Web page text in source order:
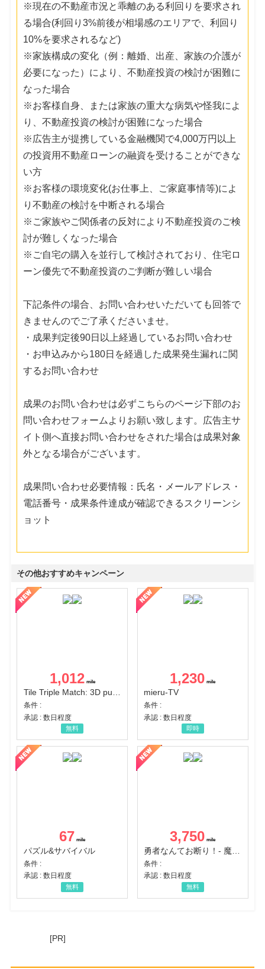
※現在の不動産市況と乖離のある利回りを要求され
る場合(利回り3%前後が相場感のエリアで、利回り
10%を要求されるなど)
※家族構成の変化（例：離婚、出産、家族の介護が
必要になった）により、不動産投資の検討が困難に
なった場合
※お客様自身、または家族の重大な病気や怪我によ
り、不動産投資の検討が困難になった場合
※広告主が提携している金融機関で4,000万円以上
の投資用不動産ローンの融資を受けることができな
い方
※お客様の環境変化(お仕事上、ご家庭事情等)によ
り不動産の検討を中断される場合
※ご家族やご関係者の反対により不動産投資のご検
討が難しくなった場合
※ご自宅の購入を並行して検討されており、住宅ロ
ーン優先で不動産投資のご判断が難しい場合
下記条件の場合、お問い合わせいただいても回答で
きませんのでご了承くださいませ。
・成果判定後90日以上経過しているお問い合わせ
・お申込みから180日を経過した成果発生漏れに関
するお問い合わせ
成果のお問い合わせは必ずこちらのページ下部のお
問い合わせフォームよりお願い致します。広告主サ
イト側へ直接お問い合わせをされた場合は成果対象
外となる場合がございます。
成果問い合わせ必要情報：氏名・メールアドレス・
電話番号・成果条件達成が確認できるスクリーンシ
ョット
その他おすすめキャンペーン
1,012
Tile Triple Match: 3D puzzle
条件 :
承認 : 数日程度
無料
1,230
mieru-TV
条件 :
承認 : 数日程度
即時
67
パズル&サバイバル
条件 :
承認 : 数日程度
無料
3,750
条件 :
承認 : 数日程度
無料
[PR]